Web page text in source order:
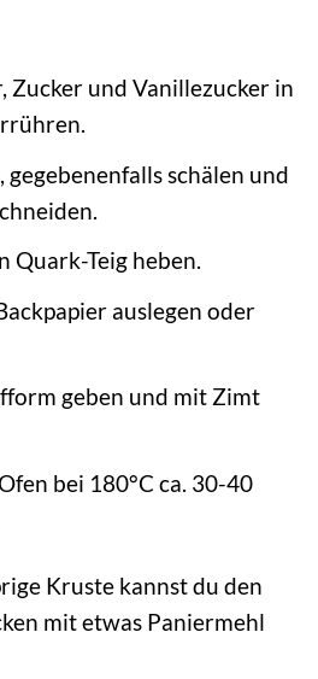
Zucker und Vanillezucker in
gegebenenfalls schälen und
Quark-Teig heben.
auslegen oder
geben und mit Zimt
bei 180°C ca. 30-40
Kruste kannst du den
mit etwas Paniermehl